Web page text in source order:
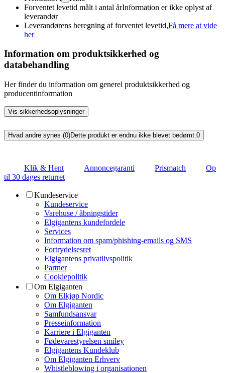
Forventet levetid målt i antal årInformation er ikke oplyst af
leverandør
Leverandørens beregning af forventet levetid,Få mere at vide
her
Information om produktsikkerhed og
databehandling
Her finder du information om generel produktsikkerhed og
producentinformation
Vis sikkerhedsoplysninger
Hvad andre synes (0)Dette produkt er endnu ikke blevet bedømt.0
Klik & Hent Annoncegaranti Prismatch
Op
til 30 dages returret
Kundeservice
Kundeservice
Varehuse / åbningstider
Elgigantens kundefordele
Services
Information om spam/phishing-emails og SMS
Fortrydelsesret
Elgigantens privatlivspolitik
Partner
Cookiepolitik
Om Elgiganten
Om Elkjøp Nordic
Om Elgiganten
Samfundsansvar
Presseinformation
Karriere i Elgiganten
Fødevarestyrelsen smiley
Elgigantens Kundeklub
Om Elgiganten Erhverv
Whistleblowing i organisationen